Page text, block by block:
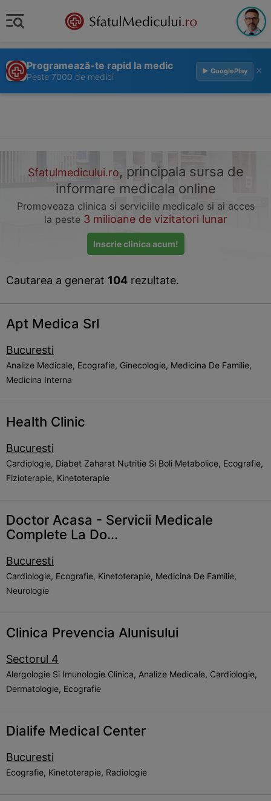
Programează-te rapid la medic
Peste 7000 de medici
▶ GooglePlay ×
Sfatulmedicului.ro, principala sursa de
informare medicala online
Promoveaza clinica si serviciile medicale si ai acces
la peste 3 milioane de vizitatori lunar
Inscrie clinica acum!
Cautarea a generat 104 rezultate.
Apt Medica Srl
Bucuresti
Analize Medicale, Ecografie, Ginecologie, Medicina De Familie,
Medicina Interna
Health Clinic
Bucuresti
Cardiologie, Diabet Zaharat Nutritie Si Boli Metabolice, Ecografie,
Fizioterapie, Kinetoterapie
Doctor Acasa - Servicii Medicale
Complete La Do...
Bucuresti
Cardiologie, Ecografie, Kinetoterapie, Medicina De Familie,
Neurologie
Clinica Prevencia Alunisului
Sectorul 4
Alergologie Si Imunologie Clinica, Analize Medicale, Cardiologie,
Dermatologie, Ecografie
Dialife Medical Center
Bucuresti
Ecografie, Kinetoterapie, Radiologie